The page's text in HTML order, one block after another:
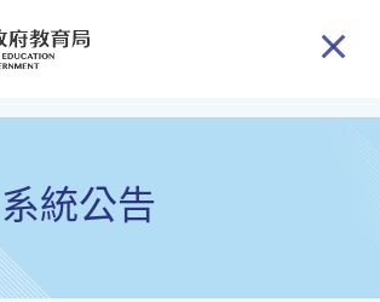
系統公告